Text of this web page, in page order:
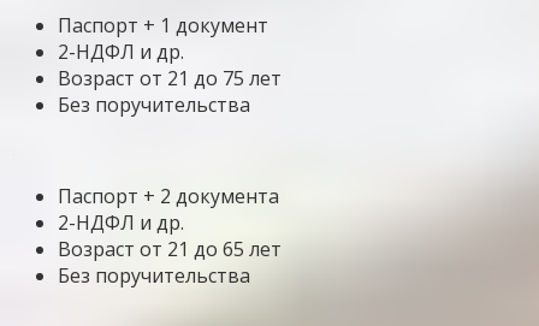
Паспорт + 1 документ
2-НДФЛ и др.
Возраст от 21 до 75 лет
Без поручительства
Паспорт + 2 документа
2-НДФЛ и др.
Возраст от 21 до 65 лет
Без поручительства